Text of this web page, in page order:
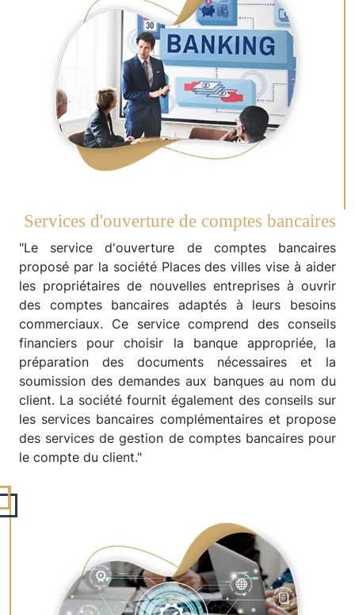
Services d'ouverture de comptes bancaires
"Le service d'ouverture de comptes bancaires
proposé par la société Places des villes vise à aider
les propriétaires de nouvelles entreprises à ouvrir
des comptes bancaires adaptés à leurs besoins
commerciaux. Ce service comprend des conseils
financiers pour choisir la banque appropriée, la
préparation des documents nécessaires et la
soumission des demandes aux banques au nom du
client. La société fournit également des conseils sur
les services bancaires complémentaires et propose
des services de gestion de comptes bancaires pour
le compte du client."